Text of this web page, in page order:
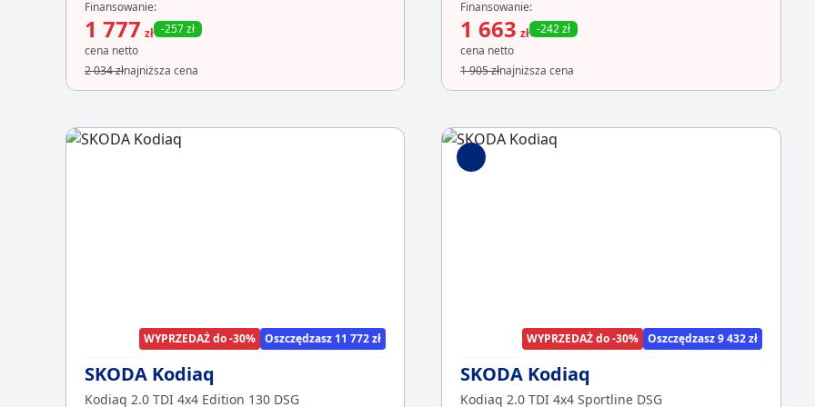
Finansowanie:
1 777 zł -257 zł
cena netto
2 034 złnajniższa cena
Finansowanie:
1 663 zł -242 zł
cena netto
1 905 złnajniższa cena
WYPRZEDAŻ do -30% Oszczędzasz 11 772 zł
SKODA Kodiaq
Kodiaq 2.0 TDI 4x4 Edition 130 DSG
WYPRZEDAŻ do -30% Oszczędzasz 9 432 zł
SKODA Kodiaq
Kodiaq 2.0 TDI 4x4 Sportline DSG